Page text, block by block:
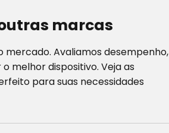
marcas
Avaliamos desempenho,
melhor dispositivo. Veja as
para suas necessidades